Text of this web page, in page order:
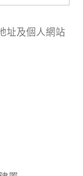
址及個人網站